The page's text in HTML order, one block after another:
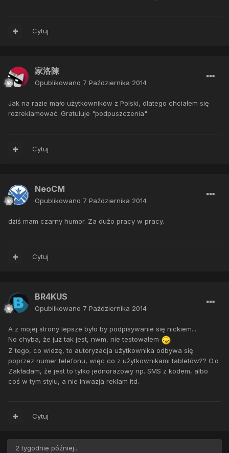
Cytuj
家洛陳
Opublikowano 7 Października 2014
Jak na razie mało użytkowników z Polski, dlatego chciałem się
rozreklamować. Gratuluje "podpuszczenia"
Cytuj
NeoCM
Opublikowano 7 Października 2014
dziś mam czarny humor. Za dużo pracy w pracy.
Cytuj
BR4KUS
Opublikowano 7 Października 2014
A z mojej strony lepsze było by podpisywanie się nickiem...
No chyba, że już tak jest, nwm, nie testowałem
Z tego, co widzę, to autoryzacja użytkownika odbywa się
poprzez numer telefonu, więc co z użytkownikami tabletów?? O.o
Zakładam, że jest to tylko jednorazowy np. SMS z kodem, albo
coś w tym stylu, a nie inwazja reklam itd.
Cytuj
2 tygodnie później...